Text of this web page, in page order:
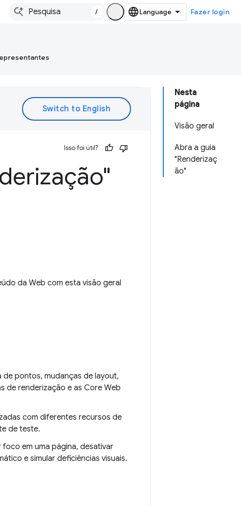
/ Fazer login
Nesta
página
Visão geral
Abra a guia
"Renderizaç
ão"
Isso foi útil?
da Web com esta visão geral
de pontos, mudanças de layout,
de renderização e as Core Web
com diferentes recursos de
de teste.
em uma página, desativar
e simular deficiências visuais.